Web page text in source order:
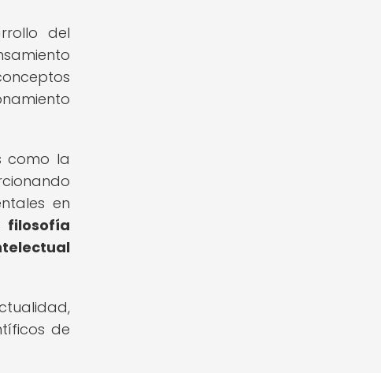
del
como la
en
filosofía
de